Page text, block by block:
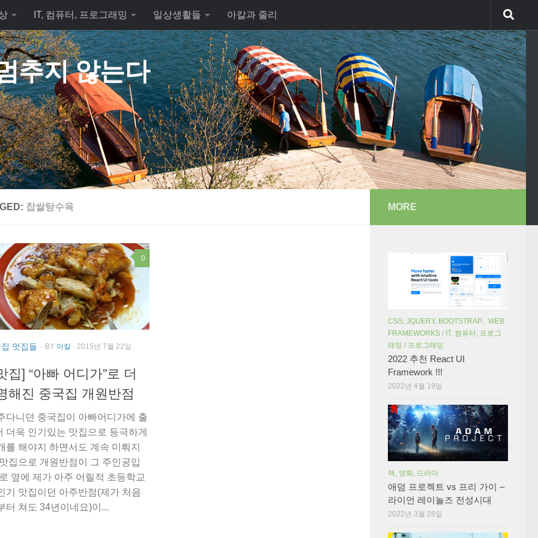
IT, 컴퓨터, 프로그래밍 일상생활들 아칼과 줄리
추지 않는다
찹쌀탕수육
0
멋집들 · BY 아칼 · 2015년 7월 22일
집] “아빠 어디가”로 더
해진 중국집 개원반점
다니던 중국집이 아빠어디가에 출
더욱 인기있는 맛집으로 등극하게
를 해야지 하면서도 계속 미뤄지
집으로 개원반점이 그 주인공입
옆에 제가 아주 어릴적 초등학교
기 맛집이던 아주반점(제가 처음
터 쳐도 34년이네요)이...
MORE
CSS, JQUERY, BOOTSTRAP... WEB
FRAMEWORKS / IT, 컴퓨터, 프로그
래밍 / 프로그래밍
2022 추천 React UI
Framework !!!
2022년 4월 19일
책, 영화, 드라마
애덤 프로젝트 vs 프리 가이 –
라이언 레이놀즈 전성시대
2022년 3월 26일